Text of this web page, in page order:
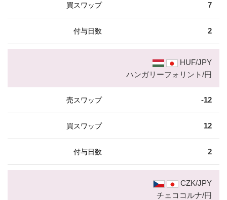
7
2
HUF/JPY
ハンガリーフォリント/円
-12
12
2
CZK/JPY
チェココルナ/円